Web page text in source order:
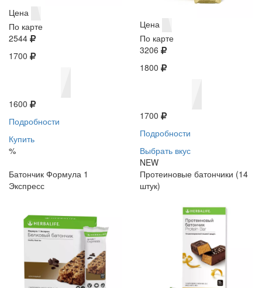
Цена
По карте
2544
1700
1600
Подробности
Купить
%
Цена
По карте
3206
1800
1700
Подробности
Выбрать вкус
NEW
Батончик Формула 1
Экспресс
Протеиновые батончики (14
штук)